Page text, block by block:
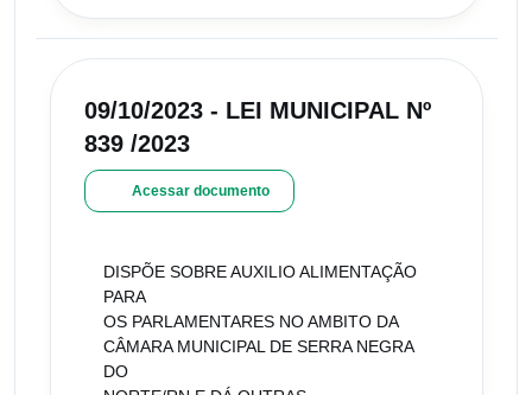
09/10/2023 - LEI MUNICIPAL Nº
839 /2023
Acessar documento
DISPÕE SOBRE AUXILIO ALIMENTAÇÃO
PARA
OS PARLAMENTARES NO AMBITO DA
CÂMARA MUNICIPAL DE SERRA NEGRA
DO